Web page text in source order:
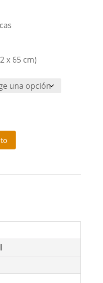
x 65 cm)